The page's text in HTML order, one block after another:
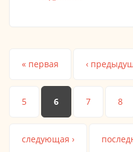
Страницы
« первая ‹
5 6 7 8
следующая ›